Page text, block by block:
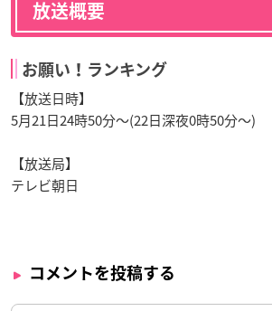
放送概要
お願い！ランキング
【放送日時】
5月21日24時50分〜(22日深夜0時50分〜)
【放送局】
テレビ朝日
コメントを投稿する